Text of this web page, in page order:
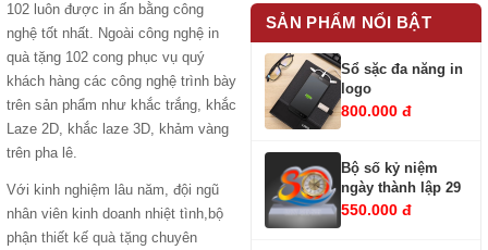
102 luôn được in ấn bằng công
nghệ tốt nhất. Ngoài công nghệ in
quà tặng 102 cong phục vụ quý
khách hàng các công nghệ trình bày
trên sản phẩm như khắc trắng, khắc
Laze 2D, khắc laze 3D, khảm vàng
trên pha lê.
Với kinh nghiệm lâu năm, đội ngũ
nhân viên kinh doanh nhiệt tình,bộ
phận thiết kế quà tặng chuyên
SẢN PHẨM NỔI BẬT
Sổ sặc đa năng in
logo
800.000 đ
Bộ số kỷ niệm
ngày thành lập 29
550.000 đ